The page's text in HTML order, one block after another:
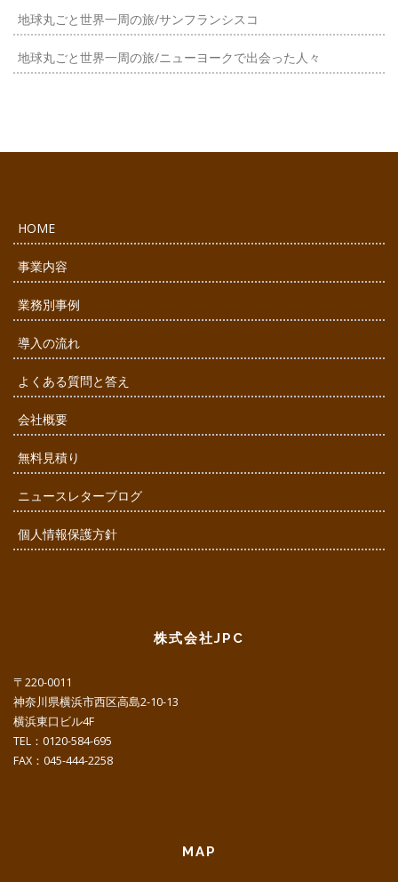
地球丸ごと世界一周の旅/サンフランシスコ
地球丸ごと世界一周の旅/ニューヨークで出会った人々
HOME
事業内容
業務別事例
導入の流れ
よくある質問と答え
会社概要
無料見積り
ニュースレターブログ
個人情報保護方針
株式会社JPC
〒220-0011
神奈川県横浜市西区高島2-10-13
横浜東口ビル4F
TEL：0120-584-695
FAX：045-444-2258
MAP